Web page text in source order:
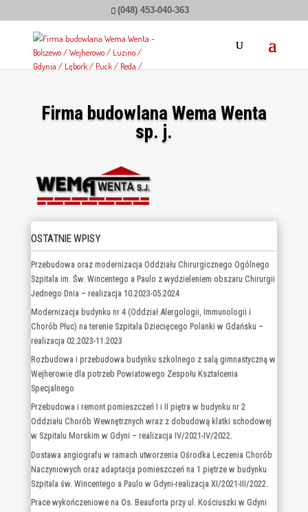
(048) 453-040-363
Firma budowlana Wema Wenta
sp. j.
OSTATNIE WPISY
Przebudowa oraz modernizacja Oddziału Chirurgicznego Ogólnego
Szpitala im. Św. Wincentego a Paulo z wydzieleniem obszaru Chirurgii
Jednego Dnia – realizacja 10.2023-05.2024
Modernizacja budynku nr 4 (Oddział Alergologii, Immunologii i
Chorób Płuc) na terenie Szpitala Dziecięcego Polanki w Gdańsku –
realizacja 02.2023-11.2023
Wejherowie dla potrzeb Powiatowego Zespołu Kształcenia
Specjalnego
Przebudowa i remont pomieszczeń I i II piętra w budynku nr 2
Oddziału Chorób Wewnętrznych wraz z dobudową klatki schodowej
w Szpitalu Morskim w Gdyni – realizacja IV/2021-IV/2022.
Dostawa angiografu w ramach utworzenia Ośrodka Leczenia Chorób